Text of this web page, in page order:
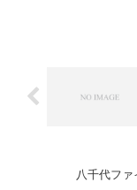
八千代フ